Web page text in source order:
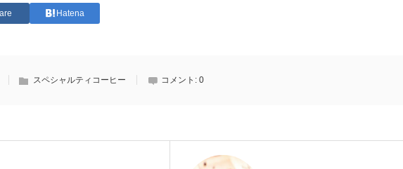
Hatena
スペシャルティコーヒー コメント: 0